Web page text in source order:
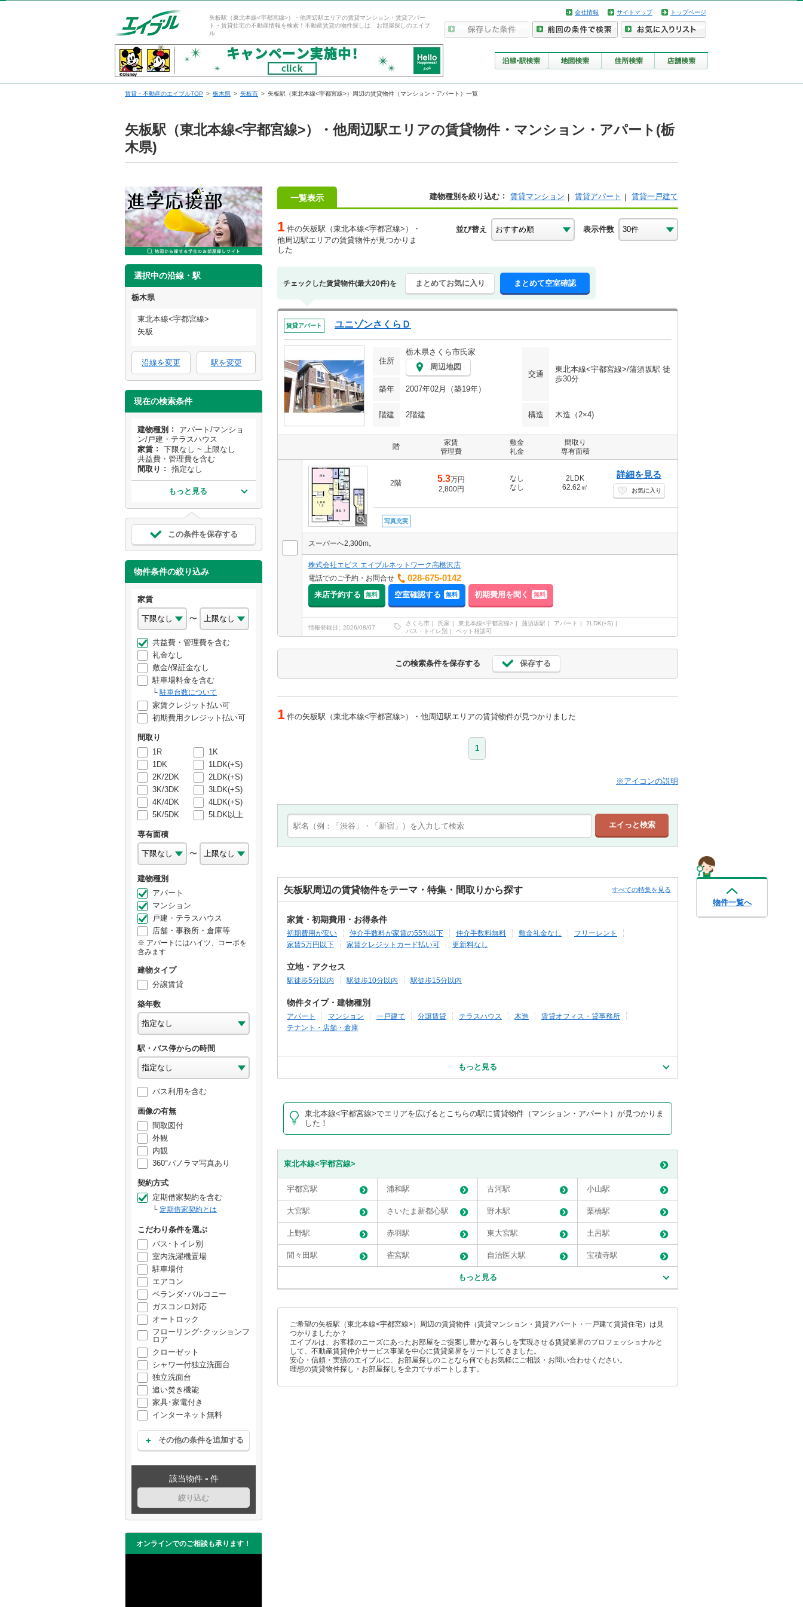
矢板駅（東北本線<宇都宮線>）・他周辺駅エリアの賃貸マンション・賃貸アパー
ト・賃貸住宅の不動産情報を検索！不動産賃貸の物件探しは、お部屋探しのエイブ
ル
会社情報 サイトマップ トップページ
賃貸・不動産のエイブルTOP 栃木県 矢板市 矢板駅（東北本線<宇都宮線>）周辺の賃貸物件（マンション・アパート）一覧
矢板駅（東北本線<宇都宮線>）・他周辺駅エリアの賃貸物件・マンション・アパート(栃
木県)
選択中の沿線・駅
栃木県
東北本線<宇都宮線>
矢板
沿線を変更 駅を変更
現在の検索条件
建物種別
アパート/マンショ
ン/戸建・テラスハウス
家賃
下限なし ~ 上限なし
共益費・管理費を含む
間取り
指定なし
もっと見る
この条件を保存する
物件条件の絞り込み
家賃
〜
共益費・管理費を含む
礼金なし
敷金/保証金なし
駐車場料金を含む
駐車台数について
家賃クレジット払い可
初期費用クレジット払い可
間取り
1R
1K
1DK
1LDK(+S)
2K/2DK
2LDK(+S)
3K/3DK
3LDK(+S)
4K/4DK
4LDK(+S)
5K/5DK
5LDK以上
専有面積
〜
建物種別
アパート
マンション
戸建・テラスハウス
店舗・事務所・倉庫等
アパートにはハイツ、コーポを
含みます
建物タイプ
分譲賃貸
築年数
駅・バス停からの時間
バス利用を含む
画像の有無
間取図付
外観
内観
360°パノラマ写真あり
契約方式
定期借家契約を含む
定期借家契約とは
こだわり条件を選ぶ
バス･トイレ別
室内洗濯機置場
駐車場付
エアコン
ベランダ･バルコニー
ガスコンロ対応
オートロック
フローリング･クッションフ
ロア
クローゼット
シャワー付独立洗面台
独立洗面台
追い焚き機能
家具･家電付き
インターネット無料
その他の条件を追加する
該当物件 - 件
絞り込む
オンラインでのご相談も承ります！
一覧表示 建物種別を絞り込む 賃貸マンション 賃貸アパート 賃貸一戸建て
1 件の矢板駅（東北本線<宇都宮線>）・
他周辺駅エリアの賃貸物件が見つかりま
した
並び替え 表示件数
チェックした賃貸物件(最大20件)を まとめてお気に入り まとめて空室確認
賃貸アパート ユニゾンさくらＤ
住所
栃木県さくら市氏家
周辺地図
交通
東北本線<宇都宮線>/蒲須坂駅 徒
歩30分
築年
2007年02月（築19年）
階建 2階建 構造 木造（2×4)
階
家賃
管理費
敷金
礼金
間取り
専有面積
2階 5.3万円
2,800円
なし
なし
2LDK
62.62㎡
詳細を見る
お気に入り
写真充実
スーパーへ2,300m。
株式会社エビス エイブルネットワーク高根沢店
電話でのご予約・お問合せ
028-675-0142
来店予約する 無料 空室確認する 無料 初期費用を聞く 無料
情報登録日 2026/08/07
さくら市 氏家 東北本線<宇都宮線> 蒲須坂駅 アパート
2LDK(+S)
バス・トイレ別
ペット相談可
この検索条件を保存する 保存する
1 件の矢板駅（東北本線<宇都宮線>）・他周辺駅エリアの賃貸物件が見つかりました
1
※アイコンの説明
物件一覧へ
矢板駅周辺の賃貸物件をテーマ・特集・間取りから探す すべての特集を見る
家賃・初期費用・お得条件
初期費用が安い 仲介手数料が家賃の55%以下 仲介手数料無料 敷金礼金なし
フリーレント
家賃5万円以下
家賃クレジットカード払い可 更新料なし
立地・アクセス
駅徒歩5分以内 駅徒歩10分以内 駅徒歩15分以内
物件タイプ・建物種別
アパート マンション 一戸建て 分譲賃貸 テラスハウス 木造
賃貸オフィス・貸事務所
テナント・店舗・倉庫
もっと見る
東北本線<宇都宮線>でエリアを広げるとこちらの駅に賃貸物件（マンション・アパート）が見つかりま
した！
東北本線<宇都宮線>
宇都宮駅 浦和駅 古河駅 小山駅
大宮駅 さいたま新都心駅 野木駅 栗橋駅
上野駅 赤羽駅 東大宮駅 土呂駅
間々田駅 雀宮駅 自治医大駅 宝積寺駅
もっと見る
ご希望の矢板駅（東北本線<宇都宮線>）周辺の賃貸物件（賃貸マンション・賃貸アパート・一戸建て賃貸住宅）は見
つかりましたか？
エイブルは、お客様のニーズにあったお部屋をご提案し豊かな暮らしを実現させる賃貸業界のプロフェッショナルと
して、不動産賃貸仲介サービス事業を中心に賃貸業界をリードしてきました。
安心・信頼・実績のエイブルに、お部屋探しのことなら何でもお気軽にご相談・お問い合わせください。
理想の賃貸物件探し・お部屋探しを全力でサポートします。